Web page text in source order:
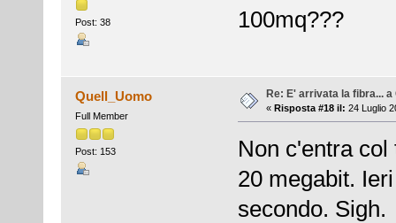
Post: 38 100mq???
Quell_Uomo
Full Member
Post: 153
Re: E' arrivata la fibra... a
« Risposta #18 il: 24 Luglio
Non c'entra
20 megabit.
secondo. Sigh.